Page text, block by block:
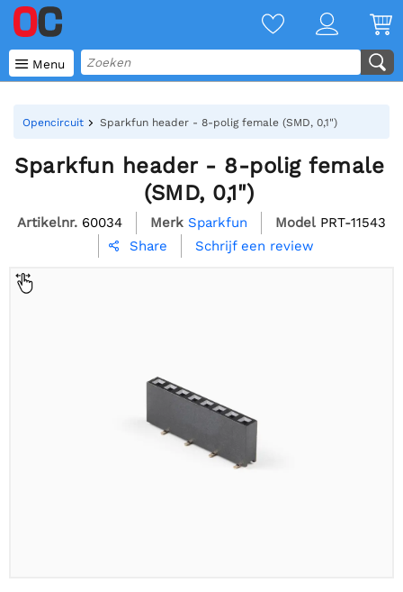
 Menu
Opencircuit Sparkfun header - 8-polig female (SMD, 0,1")
Sparkfun header - 8-polig female
(SMD, 0,1")
Artikelnr. 60034 Merk Sparkfun Model PRT-11543
 Share Schrijf een review